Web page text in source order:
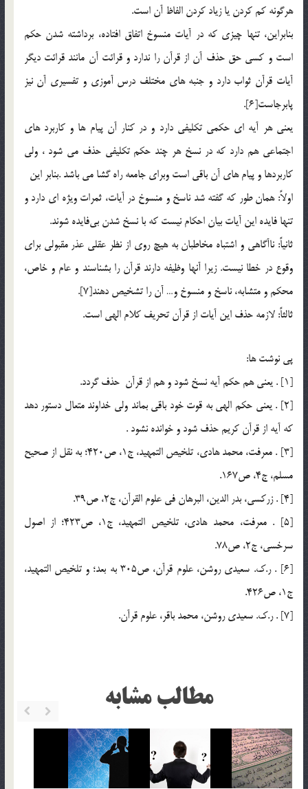
هرگونه كم كردن يا زياد كردن الفاظ آن است.
بنابراين، تنها چيزي كه در آيات منسوخ اتفاق افتاده، برداشته شدن حكم
است و كسي حق حذف آن از قرآن را ندارد و قرائت آن مانند قرائت ديگر
آيات قرآن ثواب دارد و جنبه‌ هاي مختلف درس آموزي و تفسيري آن نيز
پابرجاست[6].
يعني هر آيه اي حکمي تکليفي دارد و در کنار آن پيام ها و کاربرد هاي
اجتماعي هم دارد که در نسخ هر چند حکم تکليفي حذف مي شود ، ولي
کاربردها و پيام هاي آن باقي است وبراي جامعه راه گشا مي باشد .بنابر اين
اولاً: همان طور كه گفته شد ناسخ و منسوخ در آيات، ثمرات ويژه ‌اي دارد و
تنها فايده اين آيات بيان احكام نيست كه با نسخ شدن بي‌فايده شوند.
ثانياً: ناآگاهي و اشتباه مخاطبان به هيچ روي از نظر عقلي عذر مقبولي براي
وقوع در خطا نيست. زيرا آنها وظيفه دارند قرآن را بشناسند و عام و خاص،
محكم و متشابه، ناسخ و منسوخ و… آن را تشخيص دهند[7].
ثالثاً: لازمه حذف اين آيات از قرآن تحريف كلام الهي است.
پي نوشت ها:
[1] . يعنی هم حکم آيه نسخ شود و هم از قرآن حذف گردد.
[2] . يعنی حکم الهی به قوت خود باقی بماند ولی خداوند متعال دستور دهد
که آيه از قرآن کريم حذف شود و خوانده نشود .
[3] . معرفت، محمد هادي، تلخيص التمهيد، ج1، ص420؛ به نقل از صحيح
مسلم، ج4، ص167.
[4] . زركسي، بدر الدين، البرهان في علوم القرآن، ج2، ص39.
[5] . معرفت، محمد هادي، تلخيص التمهيد، ج1، ص423؛ از اصول
سرخسي، ج2، ص78.
[6] . ر.ك. سعيدي روشن، علوم قرآن، ص305 به بعد؛ و تلخيص التمهيد،
ج1، ص426.
[7] . ر.ك. سعيدي روشن، محمد باقر، علوم قرآن.
مطالب مشابه